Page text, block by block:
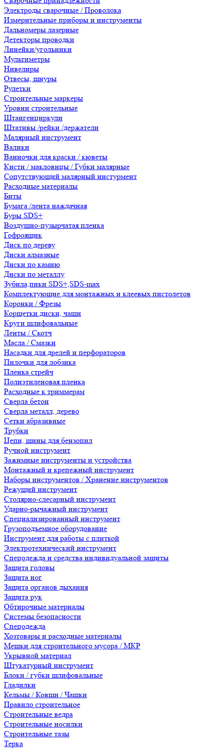
Электроды сварочные / Проволока
Измерительные приборы и инструменты
Дальномеры лазерные
Детекторы проводки
Линейки/угольники
Мультиметры
Нивелиры
Отвесы, шнуры
Рулетки
Строительные маркеры
Уровни строительные
Штангенциркули
Штативы /рейки /держатели
Малярный инструмент
Валики
Ванночки для краски / кюветы
Кисти / макловицы / Губки малярные
Сопутствующий малярный инстурмент
Расходные материалы
Биты
Бумага /лента наждачная
Буры SDS+
Воздушно-пузырчатая пленка
Гофроящик
Диск по дереву
Диски алмазные
Диски по камню
Диски по металлу
Зубила,пики SDS+,SDS-max
Комплектующие для монтажных и клеевых пистолетов
Коронки / Фрезы
Корщетки диски, чаши
Круги шлифовальные
Ленты / Скотч
Масла / Смазки
Насадки для дрелей и перфораторов
Пилочки для лобзика
Пленка стрейч
Полиэтиленовая пленка
Расходные к триммерам
Сверла бетон
Сверла металл, дерево
Сетки абразивные
Трубки
Цепи, шины для бензопил
Ручной инструмент
Зажимные инструменты и устройства
Монтажный и крепежный инструмент
Наборы инструментов / Хранение инструментов
Режущий инструмент
Столярно-слесарный инструмент
Ударно-рычажный инструмент
Специализированный инструмент
Грузоподъемное оборудование
Инструмент для работы с плиткой
Электротехнический инструмент
Спецодежда и средства индивидуальной защиты
Защита головы
Защита ног
Защита органов дыхания
Защита рук
Обтирочные материалы
Системы безопасности
Спецодежда
Хозтовары и расходные материалы
Мешки для строительного мусора / МКР
Укрывной материал
Штукатурный инструмент
Блоки / губки шлифовальные
Гладилки
Кельмы / Ковши / Чашки
Правило строительное
Строительные ведра
Строительные носилки
Строительные тазы
Терка